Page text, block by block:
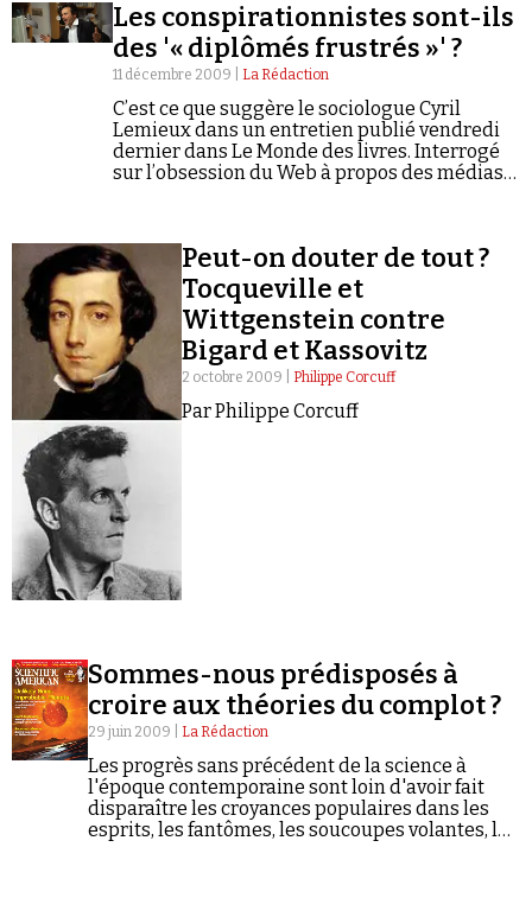
Se connecter
Les conspirationnistes sont-ils
des '« diplômés frustrés »' ?
11 décembre 2009 | La Rédaction
C’est ce que suggère le sociologue Cyril
Lemieux dans un entretien publié vendredi
dernier dans Le Monde des livres. Interrogé
sur l’obsession du Web à propos des médias
Peut-on douter de tout ?
Tocqueville et
Wittgenstein contre
Bigard et Kassovitz
2 octobre 2009 | Philippe Corcuff
Par Philippe Corcuff
Sommes-nous prédisposés à
croire aux théories du complot ?
29 juin 2009 | La Rédaction
Les progrès sans précédent de la science à
l'époque contemporaine sont loin d'avoir fait
disparaître les croyances populaires dans les
esprits, les fantômes, les soucoupes volantes, les